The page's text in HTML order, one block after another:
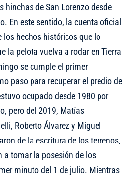
hinchas de San Lorenzo desde
En este sentido, la cuenta oficial
los hechos históricos que lo
la pelota vuelva a rodar en Tierra
se cumple el primer
paso para recuperar el predio de
ocupado desde 1980 por
pero del 2019, Matías
Roberto Álvarez y Miguel
de la escritura de los terrenos,
a tomar la posesión de los
minuto del 1 de julio. Mientras